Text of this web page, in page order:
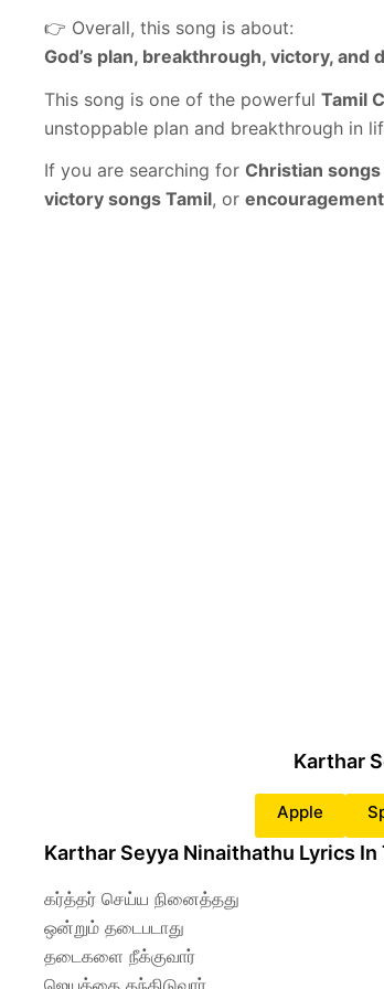
👉 Overall, this song is about:
God’s plan, breakthrough, victory, and
This song is one of the powerful Tamil
unstoppable plan and breakthrough in
If you are searching for Christian
victory songs Tamil, or
Karthar
Apple
Karthar Seyya Ninaithathu Lyrics In
கர்த்தர் செய்ய நினைத்தது
ஒன்றும் தடைபடாது
தடைகளை நீக்குவார்
ஜெயத்தை தந்திடுவார்